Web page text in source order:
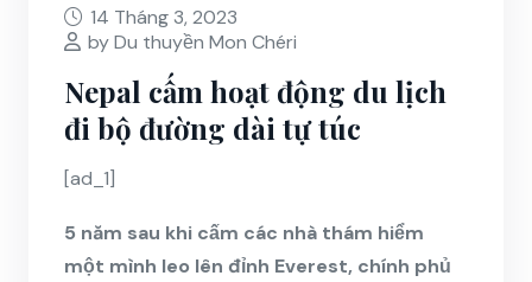
14 Tháng 3, 2023
by Du thuyền Mon Chéri
Nepal cấm hoạt động du lịch
đi bộ đường dài tự túc
[ad_1]
5 năm sau khi cấm các nhà thám hiểm
một mình leo lên đỉnh Everest, chính phủ